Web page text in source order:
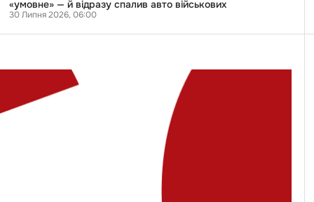
«умовне»
«умовне» — й відразу спалив авто військових
30 Липня 2026, 06:00